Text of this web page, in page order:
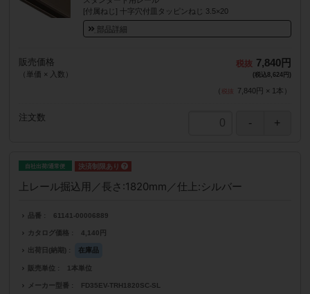
[付属ねじ] 十字穴付皿タッピンねじ 3.5×20
部品詳細
販売価格
（単価 × 入数）
7,840円
(税込8,624円)
（ 7,840円 × 1 本 ）
注文数
自社出荷/通常便
上レール掘込用／長さ:1820mm／仕上:シルバー
品番 61141-00006889
カタログ価格 4,140円
出荷日(納期) 在庫品
販売単位 1本単位
メーカー型番 FD35EV-TRH1820SC-SL